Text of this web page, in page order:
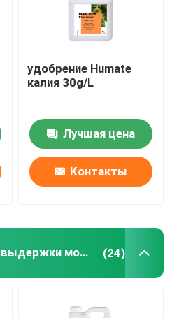
удобрение Humate
калия 30g/L
Лучшая цена
Контакты
Удобрение порошка выдержки морской водоросли (24)